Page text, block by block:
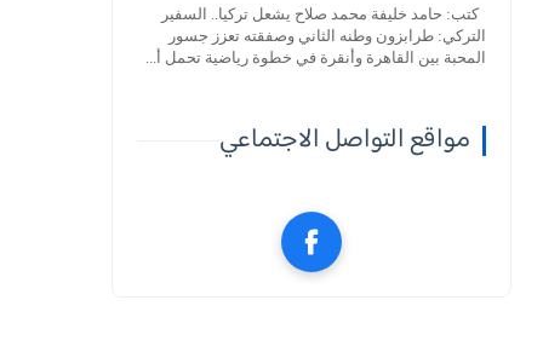
كتب: حامد خليفة محمد صلاح يشعل تركيا.. السفير
التركي: طرابزون وطنه الثاني وصفقته تعزز جسور
المحبة بين القاهرة وأنقرة في خطوة رياضية تحمل أ...
مواقع التواصل الاجتماعي